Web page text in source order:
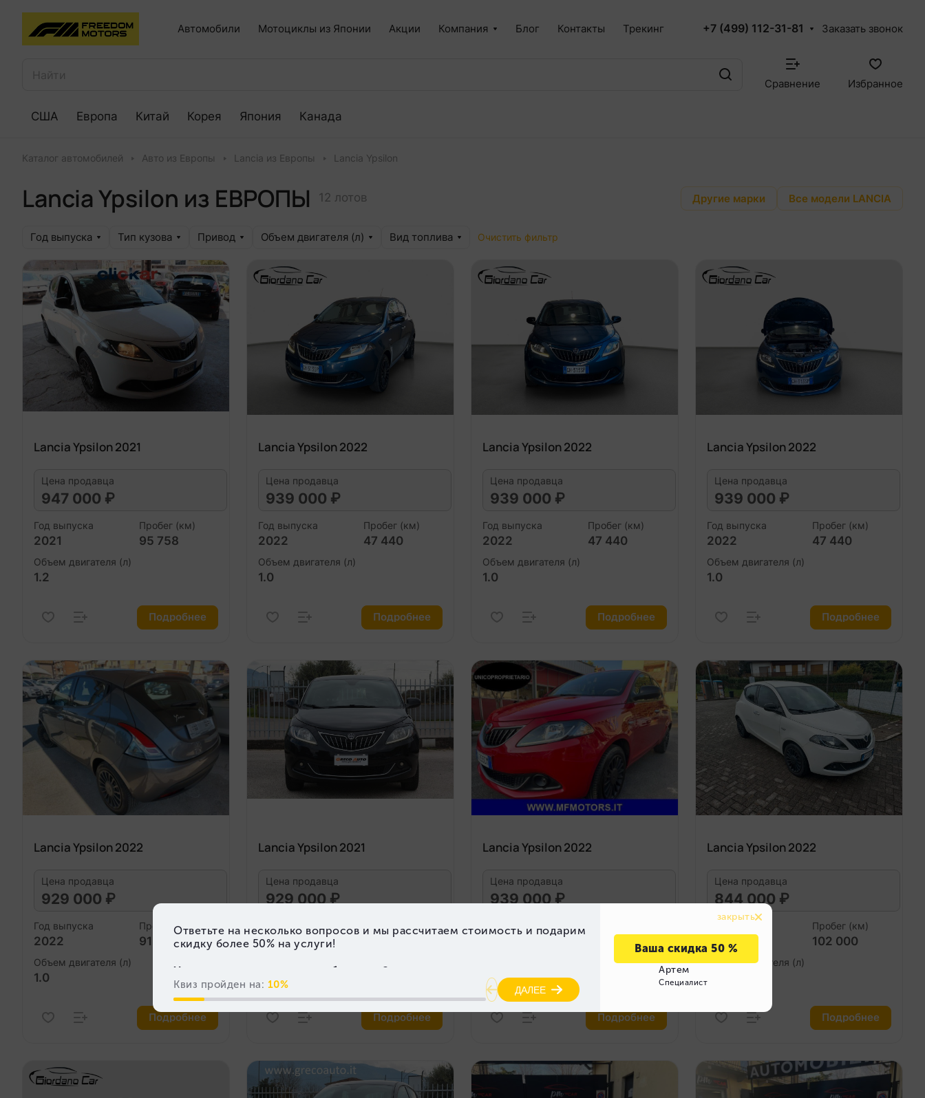
Автомобили Мотоциклы из Японии Акции Компания Блог Контакты Трекинг +7 (499) 112-31-81 Заказать звонок
Сравнение Избранное
США Европа Китай Корея Япония Канада
Каталог автомобилей Авто из Европы Lancia из Европы Lancia Ypsilon
Lancia Ypsilon из ЕВРОПЫ 12 лотов Другие марки Все модели LANCIA
Год выпуска Тип кузова Привод Объем двигателя (л) Вид топлива Очистить фильтр
Lancia Ypsilon 2021
Цена продавца
947 000 ₽
Год выпуска
2021
Пробег (км)
95 758
Объем двигателя (л)
1.2
Подробнее
Lancia Ypsilon 2022
Цена продавца
939 000 ₽
Год выпуска
2022
Пробег (км)
47 440
Объем двигателя (л)
1.0
Подробнее
Lancia Ypsilon 2022
Цена продавца
939 000 ₽
Год выпуска
2022
Пробег (км)
47 440
Объем двигателя (л)
1.0
Подробнее
Lancia Ypsilon 2022
Цена продавца
939 000 ₽
Год выпуска
2022
Пробег (км)
47 440
Объем двигателя (л)
1.0
Подробнее
Lancia Ypsilon 2022
Цена продавца
929 000 ₽
Год выпуска
2022
Пробег (км)
91 000
Объем двигателя (л)
1.0
Подробнее
Lancia Ypsilon 2021
Цена продавца
929 000 ₽
2021 67 268
1.0
Подробнее
Lancia Ypsilon 2022
Цена продавца
939 000 ₽
67 000
1.0
Подробнее
Lancia Ypsilon 2022
Цена продавца
844 000 ₽
Год выпуска
2022
Пробег (км)
102 000
Объем двигателя (л)
1.0
Подробнее